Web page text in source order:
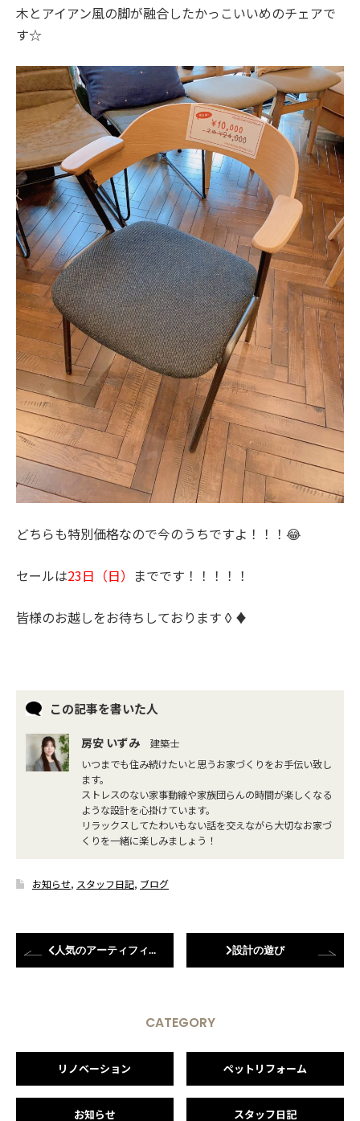
木とアイアン風の脚が融合したかっこいいめのチェアで
す☆
どちらも特別価格なので今のうちですよ！！！😂
セールは23日（日） までです！！！！！
皆様のお越しをお待ちしております◊♦
この記事を書いた人
房安 いずみ
建築士
いつまでも住み続けたいと思うお家づくりをお手伝い致し
ます。
ストレスのない家事動線や家族団らんの時間が楽しくなる
ような設計を心掛けています。
リラックスしてたわいもない話を交えながら大切なお家づ
くりを一緒に楽しみましょう！
お知らせ, スタッフ日記, ブログ
人気のアーティフィシャルグリーン 設計の遊び
CATEGORY
リノベーション ペットリフォーム
お知らせ スタッフ日記